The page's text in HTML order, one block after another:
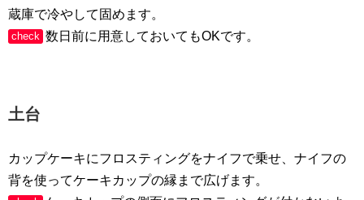
蔵庫で冷やして固めます。
check 数日前に用意しておいてもOKです。
土台
カップケーキにフロスティングをナイフで乗せ、ナイフの
背を使ってケーキカップの縁まで広げます。